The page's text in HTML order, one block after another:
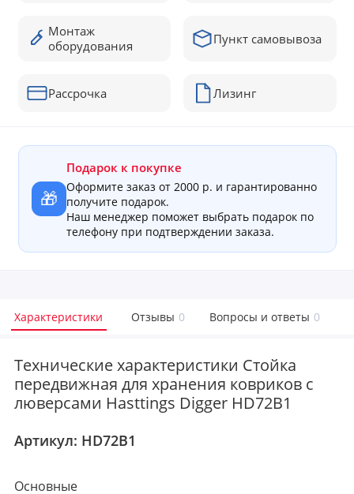
Монтаж
оборудования
Пункт самовывоза
Рассрочка Лизинг
🎁
Подарок к покупке
Оформите заказ от 2000 р. и гарантированно
получите подарок.
Наш менеджер поможет выбрать подарок по
телефону при подтверждении заказа.
Характеристики Отзывы 0 Вопросы и ответы 0
Технические характеристики Cтойка
передвижная для хранения ковриков с
люверсами Hasttings Digger HD72B1
Артикул: HD72B1
Основные